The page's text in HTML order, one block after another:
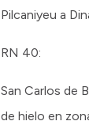
Pilcaniyeu a
RN 40:
San Carlos de
de hielo en